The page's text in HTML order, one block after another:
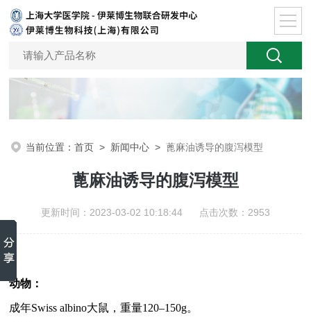
当前位置：首页 > 新闻中心 >蓖麻油诱导的腹泻模型
蓖麻油诱导的腹泻模型
更新时间：2023-03-02 10:18:44 点击次数：2953
动物：
成年Swiss albino大鼠，重量120–150g。